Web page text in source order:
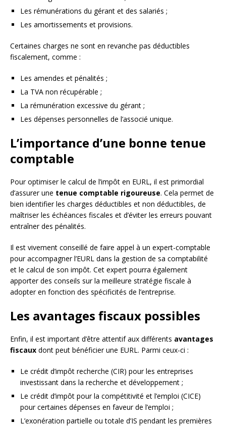
Les rémunérations du gérant et des salariés ;
Les amortissements et provisions.
Certaines charges ne sont en revanche pas déductibles
fiscalement, comme :
Les amendes et pénalités ;
La TVA non récupérable ;
La rémunération excessive du gérant ;
Les dépenses personnelles de l’associé unique.
L’importance d’une bonne tenue
comptable
Pour optimiser le calcul de l’impôt en EURL, il est primordial
d’assurer une tenue comptable rigoureuse. Cela permet de
bien identifier les charges déductibles et non déductibles, de
maîtriser les échéances fiscales et d’éviter les erreurs pouvant
entraîner des pénalités.
Il est vivement conseillé de faire appel à un expert-comptable
pour accompagner l’EURL dans la gestion de sa comptabilité
et le calcul de son impôt. Cet expert pourra également
apporter des conseils sur la meilleure stratégie fiscale à
adopter en fonction des spécificités de l’entreprise.
Les avantages fiscaux possibles
Enfin, il est important d’être attentif aux différents avantages
fiscaux dont peut bénéficier une EURL. Parmi ceux-ci :
Le crédit d’impôt recherche (CIR) pour les entreprises
investissant dans la recherche et développement ;
Le crédit d’impôt pour la compétitivité et l’emploi (CICE)
pour certaines dépenses en faveur de l’emploi ;
L’exonération partielle ou totale d’IS pendant les premières